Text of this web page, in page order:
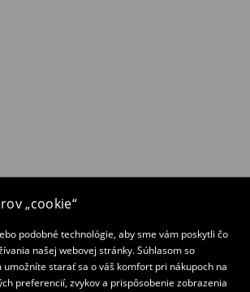
„cookie“
podobné technológie, aby sme vám poskytli čo
našej webovej stránky. Súhlasom so
umožníte starať sa o váš komfort pri nákupoch na
preferencií, zvykov a prispôsobenie zobrazenia